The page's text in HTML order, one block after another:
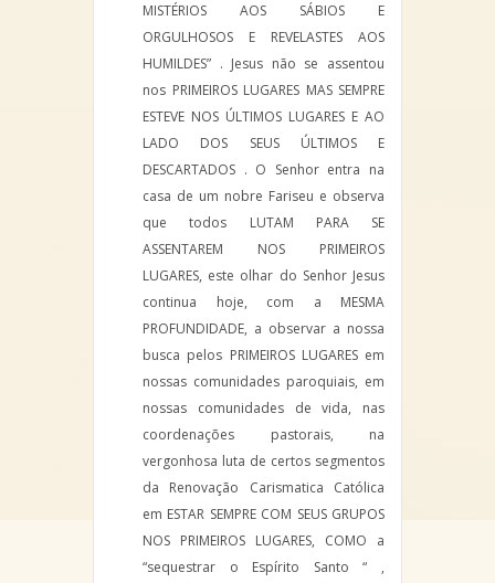
MISTÉRIOS AOS SÁBIOS E
ORGULHOSOS E REVELASTES AOS
HUMILDES” . Jesus não se assentou
nos PRIMEIROS LUGARES MAS SEMPRE
ESTEVE NOS ÚLTIMOS LUGARES E AO
LADO DOS SEUS ÚLTIMOS E
DESCARTADOS . O Senhor entra na
casa de um nobre Fariseu e observa
que todos LUTAM PARA SE
ASSENTAREM NOS PRIMEIROS
LUGARES, este olhar do Senhor Jesus
continua hoje, com a MESMA
PROFUNDIDADE, a observar a nossa
busca pelos PRIMEIROS LUGARES em
nossas comunidades paroquiais, em
nossas comunidades de vida, nas
coordenações pastorais, na
vergonhosa luta de certos segmentos
da Renovação Carismatica Católica
em ESTAR SEMPRE COM SEUS GRUPOS
NOS PRIMEIROS LUGARES, COMO a
“sequestrar o Espírito Santo “ ,